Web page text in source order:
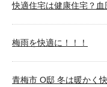
快適住宅は健康住宅？
梅雨を快適に！！！
青梅市 O邸 冬は暖かく